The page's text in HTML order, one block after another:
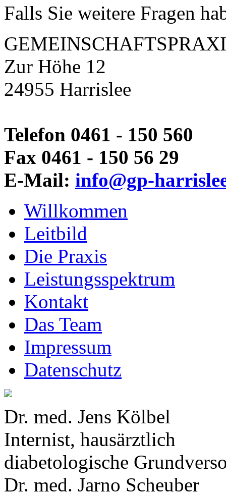
Falls Sie weitere Fragen
Zur Höhe 12
24955 Harrislee
Telefon 0461 - 150 560
Fax 0461 - 150 56 29
E-Mail: info@gp-
Willkommen
Leitbild
Die Praxis
Leistungsspektrum
Kontakt
Das Team
Impressum
Datenschutz
Dr. med. Jens Kölbel
Internist, hausärztlich
diabetologische
Dr. med. Jarno Scheuber